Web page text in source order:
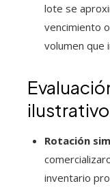
lote se
vencimiento
volumen que
Rotación
inventario